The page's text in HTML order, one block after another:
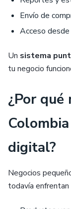
Envío de
Acceso
Un sistema
tu negocio
¿Por qué
digital?
Negocios
todavía